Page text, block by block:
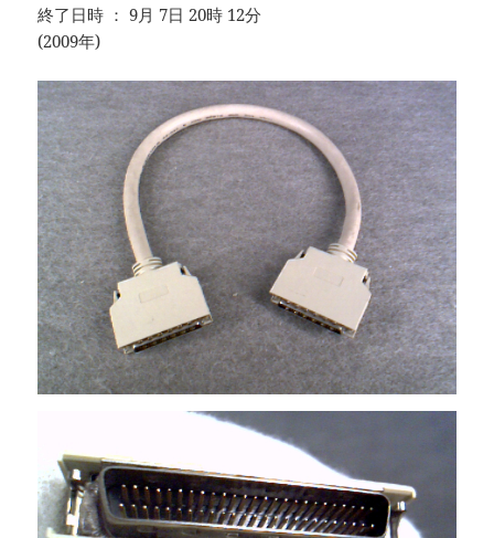
終了日時 ： 9月 7日 20時 12分
(2009年)